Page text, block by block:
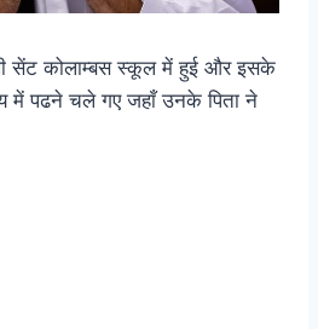
सेंट कोलाम्बस स्कूल में हुई और इसके
में पढने चले गए जहाँ उनके पिता ने